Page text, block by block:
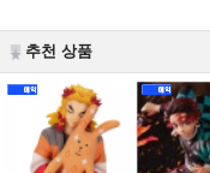
추천 상품